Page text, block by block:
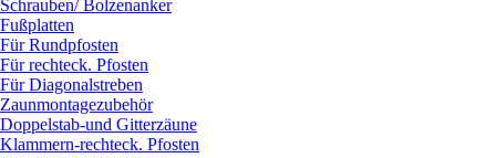
Schrauben/Bolzenanker
Fußplatten
Für Rundpfosten
Für rechteck. Pfosten
Für Diagonalstreben
Zaunmontagezubehör
Doppelstab-und Gitterzäune
Klammern-rechteck. Pfosten